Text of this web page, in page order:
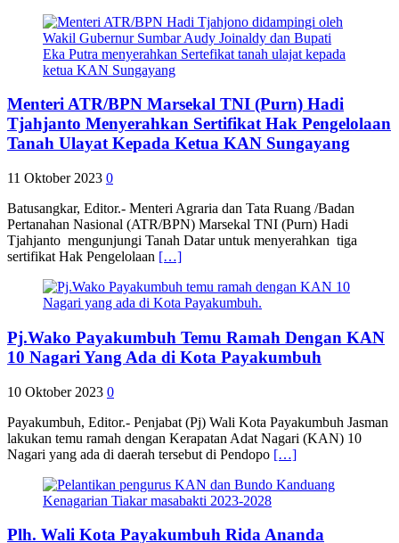
Menteri ATR/BPN Marsekal TNI (Purn) Hadi
Tjahjanto Menyerahkan Sertifikat Hak Pengelolaan
Tanah Ulayat Kepada Ketua KAN Sungayang
11 Oktober 2023 0
Batusangkar, Editor.- Menteri Agraria dan Tata Ruang /Badan
Pertanahan Nasional (ATR/BPN) Marsekal TNI (Purn) Hadi
Tjahjanto mengunjungi Tanah Datar untuk menyerahkan tiga
sertifikat Hak Pengelolaan […]
Pj.Wako Payakumbuh Temu Ramah Dengan KAN
10 Nagari Yang Ada di Kota Payakumbuh
10 Oktober 2023 0
Payakumbuh, Editor.- Penjabat (Pj) Wali Kota Payakumbuh Jasman
lakukan temu ramah dengan Kerapatan Adat Nagari (KAN) 10
Nagari yang ada di daerah tersebut di Pendopo […]
Plh. Wali Kota Payakumbuh Rida Ananda